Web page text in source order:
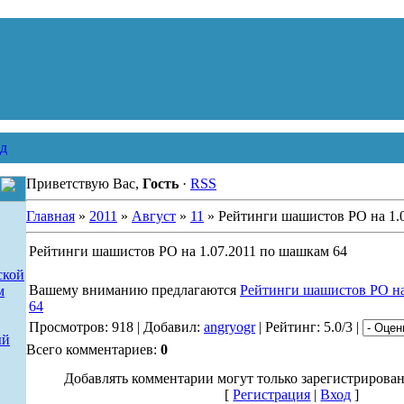
Приветствую Вас, Гость· RSS
Главная» 2011 » Август » 11 » Рейтинги шашистов РО на
Рейтинги шашистов РО на 1.07.2011 по шашкам 64
Вашему вниманию предлагаются Рейтинги шашистов РО
64
Просмотров: 918 | Добавил: angryogr| Рейтинг: 5.0/3 |
Всего комментариев: 0
Добавлять комментарии могут только
[Регистрация |Вход ]